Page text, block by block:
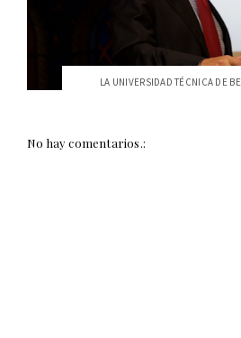
LA UNIVERSIDAD TÉCNICA DE
No hay comentarios.: